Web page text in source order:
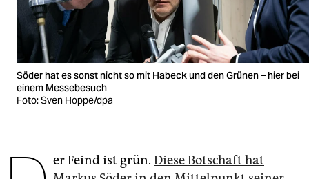
verlag
veranstaltungen
shop
fragen & hilfe
genossenschaft
Söder hat es sonst nicht so mit Habeck und den Grünen – hier bei
einem Messebesuch
Foto: Sven Hoppe/dpa
er Feind ist grün. Diese Botschaft hat